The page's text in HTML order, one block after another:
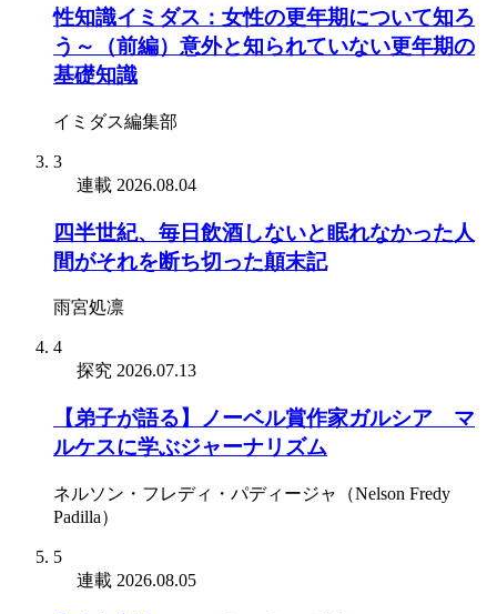
性知識イミダス：女性の更年期について知ろ
う～（前編）意外と知られていない更年期の
基礎知識
イミダス編集部
3
連載 2026.08.04
四半世紀、毎日飲酒しないと眠れなかった人
間がそれを断ち切った顛末記
雨宮処凛
4
探究 2026.07.13
【弟子が語る】ノーベル賞作家ガルシア゠マ
ルケスに学ぶジャーナリズム
ネルソン・フレディ・パディージャ（Nelson Fredy
Padilla）
5
連載 2026.08.05